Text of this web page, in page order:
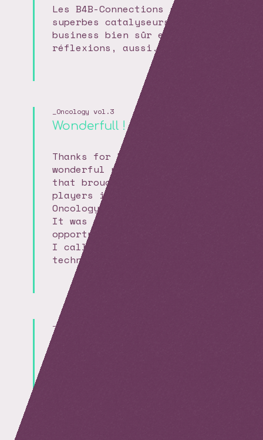
Les B4B-Connections sont de
superbes catalyseurs, de
business bien sûr et de
réflexions, aussi.
Oncology vol.3
Wonderfull !
Thanks for hosting such a
wonderful networking event
that brought together so many
players in the field of
Oncology.
It was a tremendous
opportunity to discover what
I call « breakthrough
technologies »
Cell and Gene Therapies vol.5
Alchimie collaborative !